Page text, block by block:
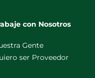
con Nosotros
Gente
ser Proveedor